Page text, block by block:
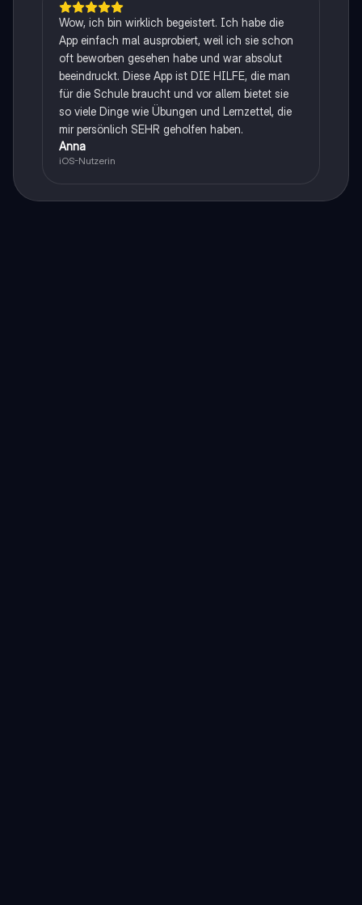
Wow, ich bin wirklich begeistert. Ich habe die
App einfach mal ausprobiert, weil ich sie schon
oft beworben gesehen habe und war absolut
beeindruckt. Diese App ist DIE HILFE, die man
für die Schule braucht und vor allem bietet sie
so viele Dinge wie Übungen und Lernzettel, die
mir persönlich SEHR geholfen haben.
Anna
iOS-Nutzerin